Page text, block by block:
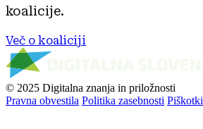
koalicije.
Več o koaliciji
© 2025 Digitalna znanja in priložnosti
Pravna obvestila Politika zasebnosti Piškotki